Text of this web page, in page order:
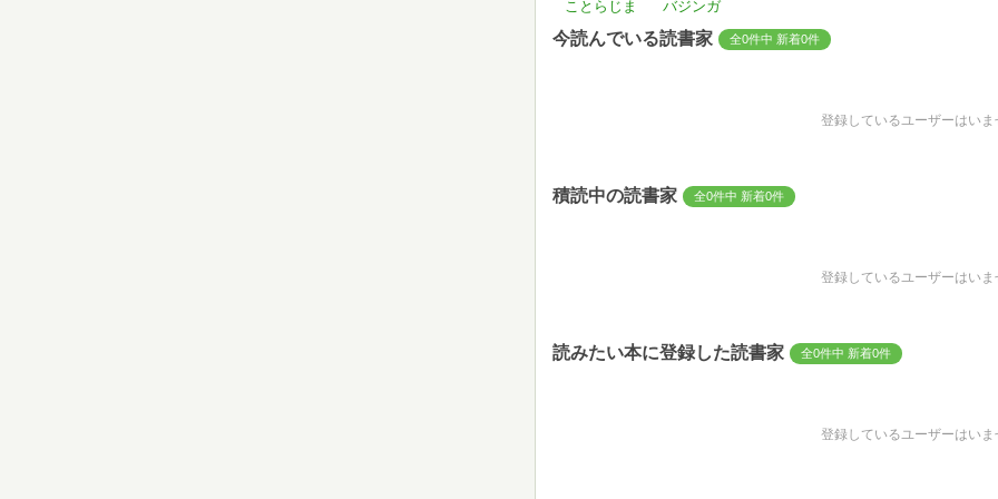
ことらじま バジンガ
今読んでいる読書家 全0件中 新着0件
登録しているユーザーはいま
積読中の読書家 全0件中 新着0件
登録しているユーザーはいま
読みたい本に登録した読書家 全0件中 新着0件
登録しているユーザーはいま